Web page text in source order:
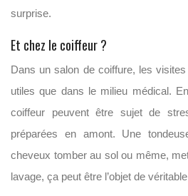
surprise.
Et chez le coiffeur ?
Dans un salon de coiffure, les
utiles que dans le milieu médical.
coiffeur peuvent être sujet de
préparées en amont. Une
cheveux tomber au sol ou même,
lavage, ça peut être l’objet de